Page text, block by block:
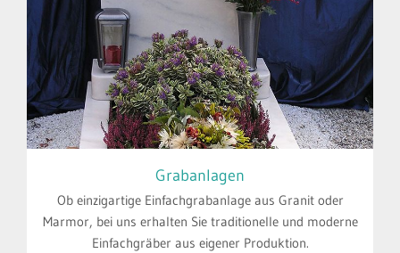
Grabanlagen
Ob einzigartige Einfachgrabanlage aus Granit oder
Marmor, bei uns erhalten Sie traditionelle und moderne
Einfachgräber aus eigener Produktion.